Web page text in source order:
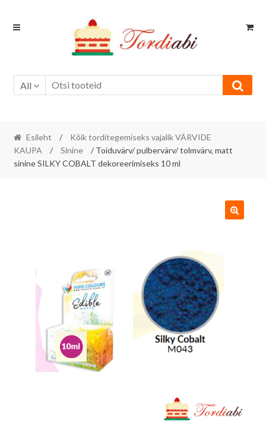
Skip
Skip
All
Esileht /
Kõik torditegemiseks vajalik VÄRVIDE
KAUPA
/ Sinine
/ Toiduvärv/ pulbervärv/ tolmvärv, matt
sinine SILKY COBALT dekoreerimiseks 10 ml